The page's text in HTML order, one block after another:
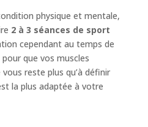
physique et mentale,
2 à 3 séances de sport
cependant au temps de
pour que vos muscles
reste plus qu’à définir
la plus adaptée à votre